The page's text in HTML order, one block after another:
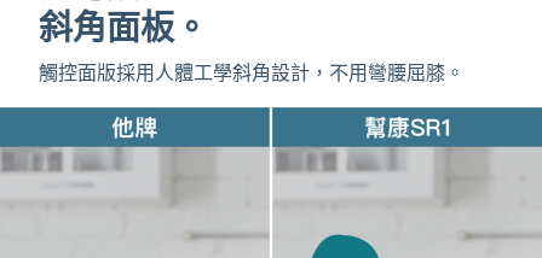
斜角面板。
觸控面版採用人體工學斜角設計，不用彎腰屈膝。